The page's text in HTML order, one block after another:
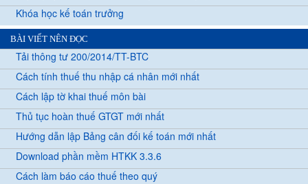
Khóa học kế toán trưởng
BÀI VIẾT NÊN ĐỌC
Tải thông tư 200/2014/TT-BTC
Cách tính thuế thu nhập cá nhân mới nhất
Cách lập tờ khai thuế môn bài
Thủ tục hoàn thuế GTGT mới nhất
Hướng dẫn lập Bảng cân đối kế toán mới nhất
Download phần mềm HTKK 3.3.6
Cách làm báo cáo thuế theo quý